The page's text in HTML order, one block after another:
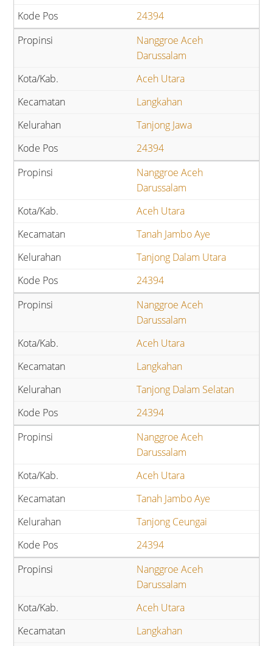
24394
Nanggroe Aceh
Darussalam
Aceh Utara
Langkahan
Tanjong Jawa
24394
Nanggroe Aceh
Darussalam
Aceh Utara
Tanah Jambo Aye
Tanjong Dalam Utara
24394
Nanggroe Aceh
Darussalam
Aceh Utara
Langkahan
Tanjong Dalam Selatan
24394
Nanggroe Aceh
Darussalam
Aceh Utara
Tanah Jambo Aye
Tanjong Ceungai
24394
Nanggroe Aceh
Darussalam
Aceh Utara
Langkahan